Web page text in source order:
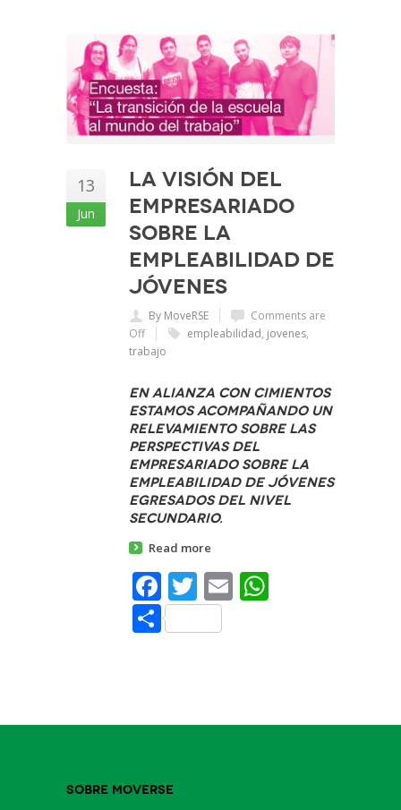
13
Jun
La visión del
empresariado
sobre la
empleabilidad de
jóvenes
By MoveRSE
Comments are
Off
empleabilidad, jovenes,
trabajo
En alianza con Cimientos
estamos acompañando un
relevamiento sobre las
perspectivas del
empresariado sobre la
empleabilidad de jóvenes
egresados del nivel
secundario.
Read more
Facebook
Twitter
Email
Share
Sobre Moverse